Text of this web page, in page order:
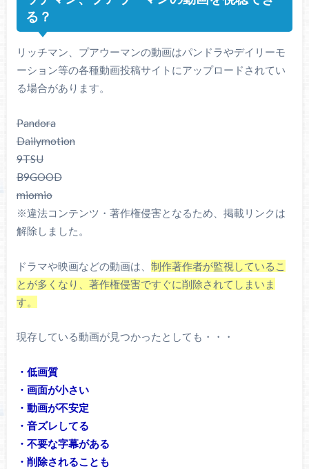
る？
リッチマン、プアウーマンの動画はパンドラやデイリーモ
ーション等の各種動画投稿サイトにアップロードされてい
る場合があります。
Pandora
Dailymotion
9TSU
B9GOOD
miomio
※違法コンテンツ・著作権侵害となるため、掲載リンクは
解除しました。
ドラマや映画などの動画は、 制作著作者が監視しているこ
とが多くなり、著作権侵害ですぐに削除されてしまいま
す。
現存している動画が見つかったとしても・・・
・低画質
・画面が小さい
・動画が不安定
・音ズレしてる
・不要な字幕がある
・削除されることも